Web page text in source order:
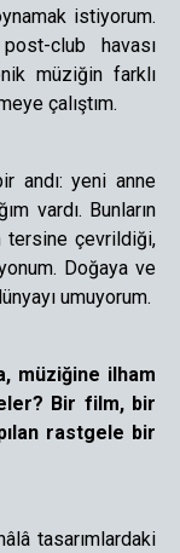
istiyorum.
club havası
müziğin farklı
çalıştım.
andı: yeni anne
vardı. Bunların
tersine çevrildiği,
Doğaya ve
umuyorum.
müziğine ilham
Bir film, bir
rastgele bir
tasarımlardaki